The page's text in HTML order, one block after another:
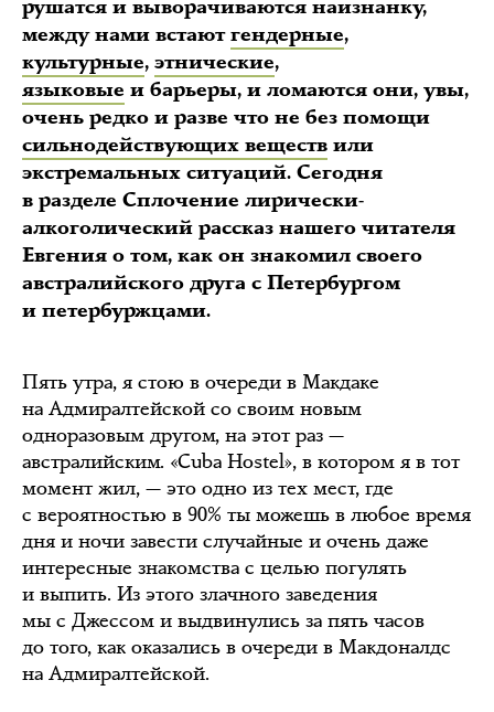
рушатся и выворачиваются наизнанку,
между нами встаютгендерные,
культурные, этнические,
языковые и барьеры, и ломаются они, увы,
очень редко и разве что не без помощи
сильнодействующих веществ или
экстремальных ситуаций. Сегодня
в разделе Сплочение лирически-
алкоголический рассказ нашего читателя
Евгения о том, как он знакомил своего
австралийского друга с Петербургом
и петербуржцами.
Пять утра, я стою в очереди в Макдаке
на Адмиралтейской со своим новым
одноразовым другом, на этот раз —
австралийским. «Cuba Hostel», в котором я в тот
момент жил, — это одно из тех мест, где
с вероятностью в 90% ты можешь в любое время
дня и ночи завести случайные и очень даже
интересные знакомства с целью погулять
и выпить. Из этого злачного заведения
мы с Джессом и выдвинулись за пять часов
до того, как оказались в очереди в Макдоналдс
на Адмиралтейской.